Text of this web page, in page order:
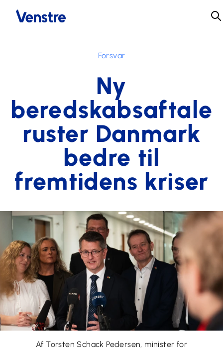
Forsvar
Ny
beredskabsaftale
ruster Danmark
bedre til
fremtidens kriser
Af Torsten Schack Pedersen, minister for